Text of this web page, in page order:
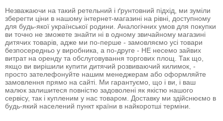
Незважаючи на такий ретельний і ґрунтовний підхід, ми зуміли
зберегти ціни в нашому інтернет-магазині на рівні, доступному
для будь-якої української родини. Аналогічних умов для покупки
ви точно не зможете знайти ні в одному звичайному магазині
дитячих товарів, адже ми по-перше - замовляємо усі товари
безпосередньо у виробника, а по-друге - НЕ несемо зайвих
витрат на оренду та обслуговування торгових площ. Так що,
якщо ви вирішили купити дитячий розвиваючий килимок, -
просто зателефонуйте нашим менеджерам або оформляйте
замовлення прямо на сайті. Ми гарантуємо, що і ви, і ваш
малюк залишитеся повністю задоволені як якістю нашого
сервісу, так і купленим у нас товаром. Доставку ми здійснюємо в
будь-який населений пункт країни в найкоротші терміни.